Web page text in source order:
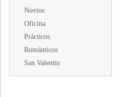
Novios
Oficina
Prácticos
Románticos
San Valentín